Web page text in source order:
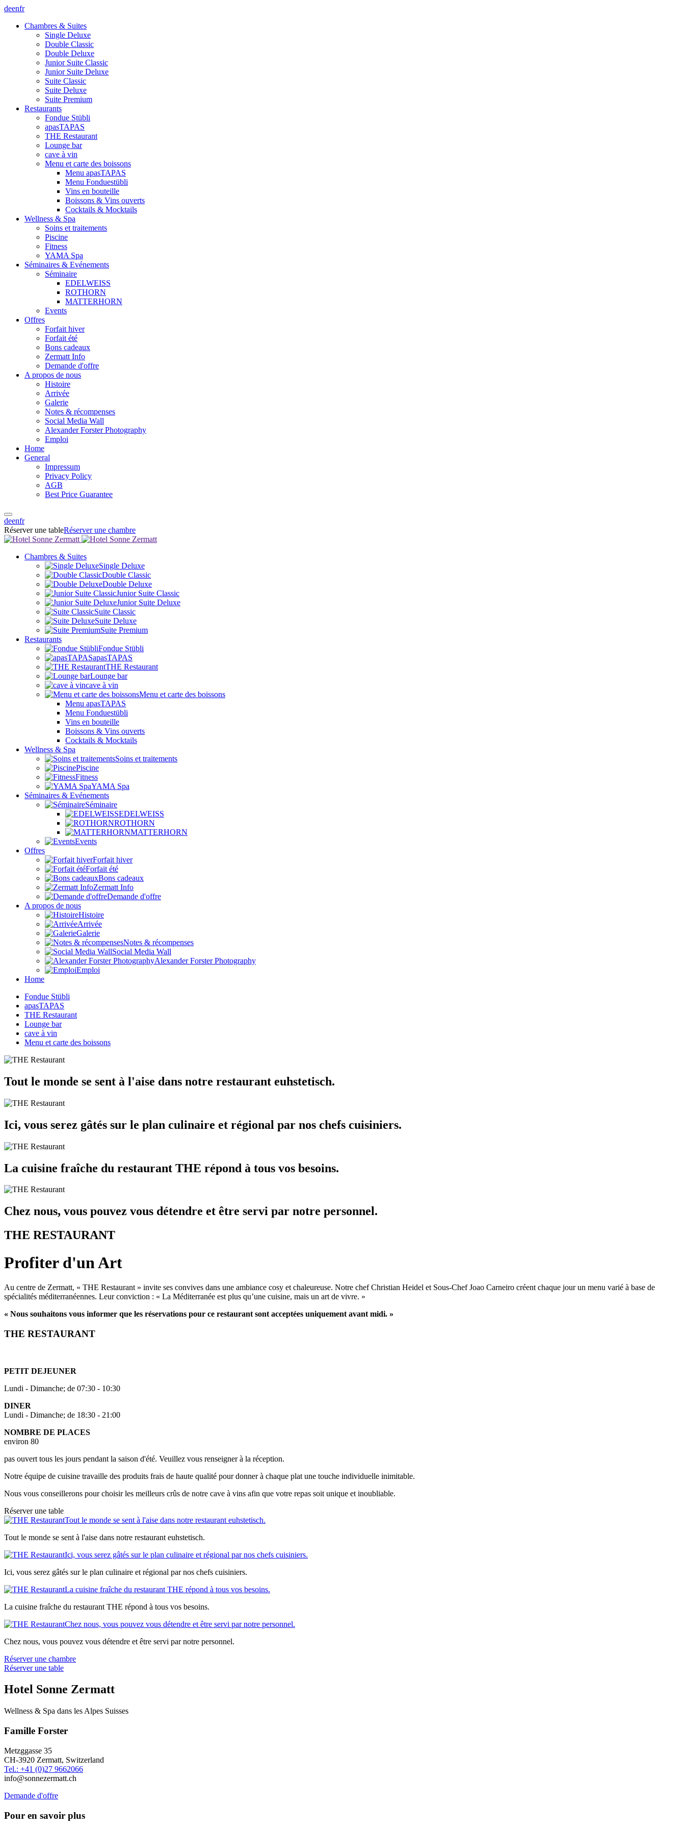
deenfr
Chambres & Suites
Single Deluxe
Double Classic
Double Deluxe
Junior Suite Classic
Junior Suite Deluxe
Suite Classic
Suite Deluxe
Suite Premium
Restaurants
Fondue Stübli
apasTAPAS
THE Restaurant
Lounge bar
cave à vin
Menu et carte des boissons
Menu apasTAPAS
Menu Fonduestübli
Vins en bouteille
Boissons & Vins ouverts
Cocktails & Mocktails
Wellness & Spa
Soins et traitements
Piscine
Fitness
YAMA Spa
Séminaires & Evénements
Séminaire
EDELWEISS
ROTHORN
MATTERHORN
Events
Offres
Forfait hiver
Forfait été
Bons cadeaux
Zermatt Info
Demande d'offre
A propos de nous
Histoire
Arrivée
Galerie
Notes & récompenses
Social Media Wall
Alexander Forster Photography
Emploi
Home
General
Impressum
Privacy Policy
AGB
Best Price Guarantee
deenfr
Réserver une tableRéserver une chambre
Chambres & Suites
Single Deluxe
Double Classic
Double Deluxe
Junior Suite Classic
Junior Suite Deluxe
Suite Classic
Suite Deluxe
Suite Premium
Restaurants
Fondue Stübli
apasTAPAS
THE Restaurant
Lounge bar
cave à vin
Menu et carte des boissons
Menu apasTAPAS
Menu Fonduestübli
Vins en bouteille
Boissons & Vins ouverts
Cocktails & Mocktails
Wellness & Spa
Soins et traitements
Piscine
Fitness
YAMA Spa
Séminaires & Evénements
Séminaire
EDELWEISS
ROTHORN
MATTERHORN
Events
Offres
Forfait hiver
Forfait été
Bons cadeaux
Zermatt Info
Demande d'offre
A propos de nous
Histoire
Arrivée
Galerie
Notes & récompenses
Social Media Wall
Alexander Forster Photography
Emploi
Home
Fondue Stübli
apasTAPAS
THE Restaurant
Lounge bar
cave à vin
Menu et carte des boissons
Tout le monde se sent à l'aise dans notre restaurant euhstetisch.
Ici, vous serez gâtés sur le plan culinaire et régional par nos chefs cuisiniers.
La cuisine fraîche du restaurant THE répond à tous vos besoins.
Chez nous, vous pouvez vous détendre et être servi par notre personnel.
THE RESTAURANT
Profiter d'un Art
Au centre de Zermatt, « THE Restaurant » invite ses convives dans une ambiance cosy et chaleureuse. Notre chef Christian Heidel et Sous-Chef Joao Carneiro créent chaque jour un menu varié à base de
spécialités méditerranéennes. Leur conviction : « La Méditerranée est plus qu’une cuisine, mais un art de vivre. »
« Nous souhaitons vous informer que les réservations pour ce restaurant sont acceptées uniquement avant midi. »
THE RESTAURANT
PETIT DEJEUNER
Lundi - Dimanche; de 07:30 - 10:30
DINER
Lundi - Dimanche; de 18:30 - 21:00
NOMBRE DE PLACES
environ 80
pas ouvert tous les jours pendant la saison d'été. Veuillez vous renseigner à la réception.
Notre équipe de cuisine travaille des produits frais de haute qualité pour donner à chaque plat une touche individuelle inimitable.
Nous vous conseillerons pour choisir les meilleurs crûs de notre cave à vins afin que votre repas soit unique et inoubliable.
Réserver une table
Tout le monde se sent à l'aise dans notre restaurant euhstetisch.
Tout le monde se sent à l'aise dans notre restaurant euhstetisch.
Ici, vous serez gâtés sur le plan culinaire et régional par nos chefs cuisiniers.
Ici, vous serez gâtés sur le plan culinaire et régional par nos chefs cuisiniers.
La cuisine fraîche du restaurant THE répond à tous vos besoins.
La cuisine fraîche du restaurant THE répond à tous vos besoins.
Chez nous, vous pouvez vous détendre et être servi par notre personnel.
Chez nous, vous pouvez vous détendre et être servi par notre personnel.
Réserver une chambre
Réserver une table
Hotel Sonne Zermatt
Wellness & Spa dans les Alpes Suisses
Famille Forster
Metzggasse 35
CH-3920 Zermatt, Switzerland
Tel.: +41 (0)27 9662066
info@sonnezermatt.ch
Demande d'offre
Pour en savoir plus